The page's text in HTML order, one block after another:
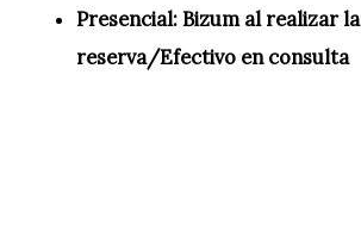
Presencial: Bizum al realizar la
reserva/Efectivo en consulta